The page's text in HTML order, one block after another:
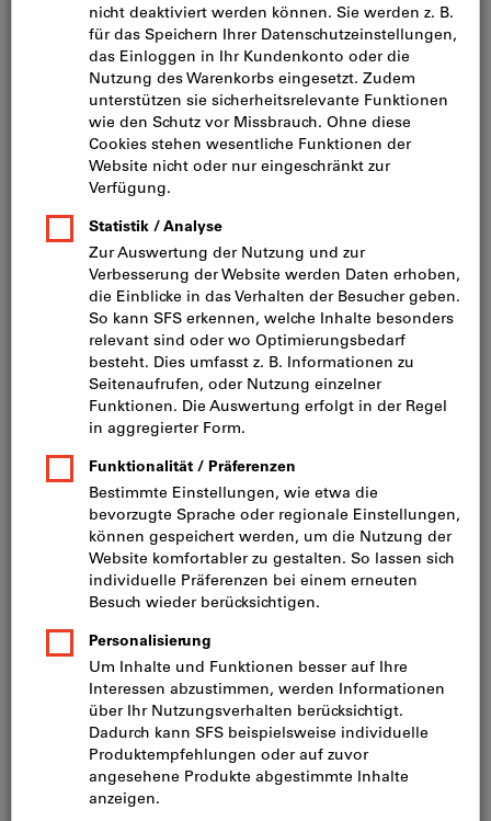
Bild zum Vergrößern anklicken
Preis pro 1 Stück
inkl. MwSt.
zzgl. Versandkosten
Netto: CHF 4.15
Staffelpreise:
ab 1 Stück CHF 4.49/ 1 Stück
ab 20 Stück
CHF 3.73/ 1 Stück
Körnungsvergleich: